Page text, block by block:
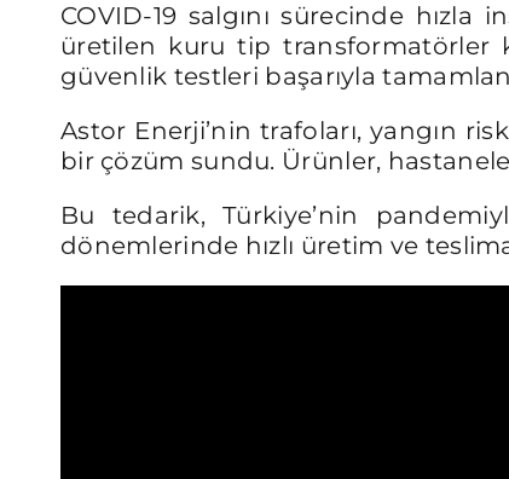
COVID-19 salgını sürecinde
üretilen kuru tip transformatörler
güvenlik testleri başarıyla
Astor Enerji’nin trafoları, yangın
bir çözüm sundu. Ürünler,
Bu tedarik, Türkiye’nin
dönemlerinde hızlı üretim ve